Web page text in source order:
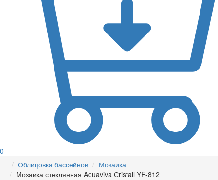
0
Облицовка бассейнов
Мозаика
Мозаика стеклянная Aquaviva Сristall YF-812